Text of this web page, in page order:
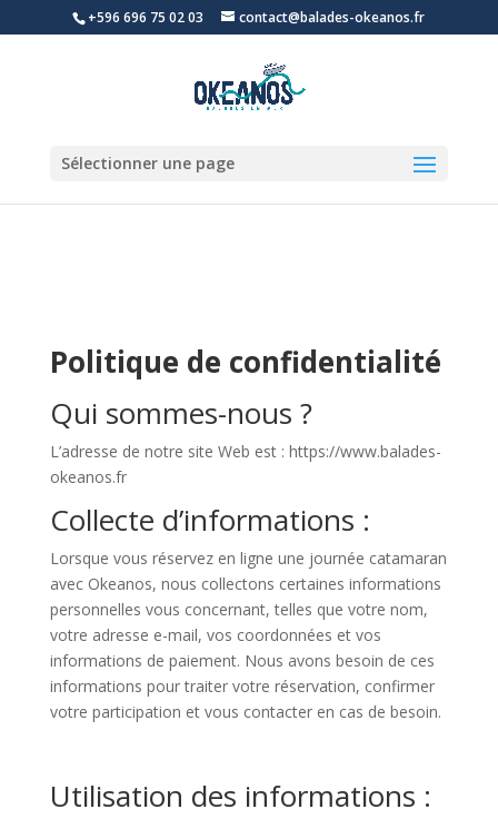
+596 696 75 02 03 contact@balades-okeanos.fr
Sélectionner une page
Politique de confidentialité
Qui sommes-nous ?
L’adresse de notre site Web est : https://www.balades-
okeanos.fr
Collecte d’informations :
Lorsque vous réservez en ligne une journée catamaran
avec Okeanos, nous collectons certaines informations
personnelles vous concernant, telles que votre nom,
votre adresse e-mail, vos coordonnées et vos
informations de paiement. Nous avons besoin de ces
informations pour traiter votre réservation, confirmer
votre participation et vous contacter en cas de besoin.
Utilisation des informations :